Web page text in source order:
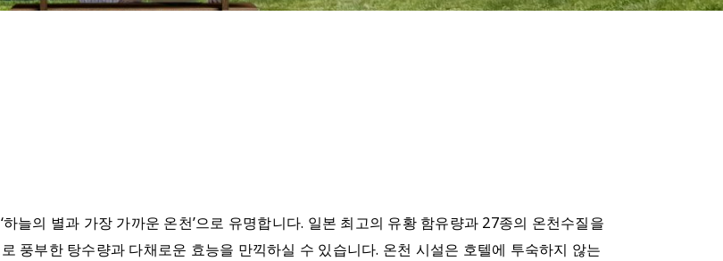
늘의 별과 가장 가까운 온천’으로 유명합니다. 일본 최고의 유황 함유량과 27종의 온천수질을
풍부한 탕수량과 다채로운 효능을 만끽하실 수 있습니다. 온천 시설은 호텔에 투숙하지 않는